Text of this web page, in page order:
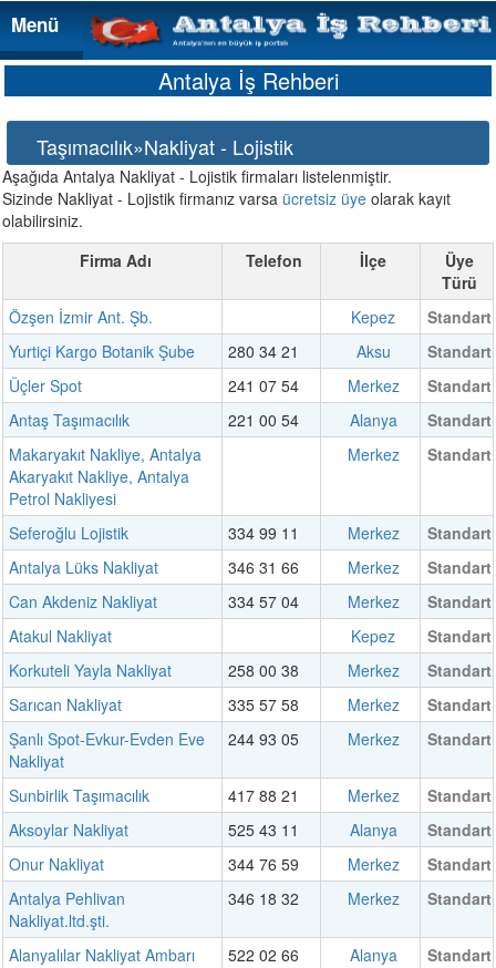
Menü
Menü
Antalya İş Rehberi
Taşımacılık»Nakliyat - Lojistik
Aşağıda Antalya Nakliyat - Lojistik firmaları listelenmiştir.
Sizinde Nakliyat - Lojistik firmanız varsa ücretsiz üye olarak kayıt
olabilirsiniz.
Firma Adı
Telefon İlçe
Üye
Türü
Özşen İzmir Ant. Şb.
Kepez
Standart
Yurtiçi Kargo Botanik Şube
280 34 21 Aksu
Standart
Üçler Spot
241 07 54 Merkez
Standart
Antaş Taşımacılık
221 00 54 Alanya
Standart
Makaryakıt Nakliye, Antalya
Akaryakıt Nakliye, Antalya
Petrol Nakliyesi
Merkez Standart
Seferoğlu Lojistik 334 99 11 Merkez
Standart
Antalya Lüks Nakliyat
346 31 66 Merkez
Standart
Can Akdeniz Nakliyat
334 57 04 Merkez
Standart
Atakul Nakliyat
Kepez
Standart
Korkuteli Yayla Nakliyat
258 00 38 Merkez
Standart
Sarıcan Nakliyat
335 57 58 Merkez
Standart
Şanlı Spot-Evkur-Evden Eve
Nakliyat
244 93 05 Merkez Standart
Sunbirlik Taşımacılık 417 88 21 Merkez
Standart
Aksoylar Nakliyat
525 43 11 Alanya
Standart
Onur Nakliyat
344 76 59 Merkez
Standart
Antalya Pehlivan
Nakliyat.ltd.şti.
346 18 32 Merkez Standart
Alanyalılar Nakliyat Ambarı 522 02 66 Alanya
Standart